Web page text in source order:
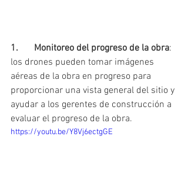
1.	Monitoreo del progreso de la obra:
los drones pueden tomar imágenes
aéreas de la obra en progreso para
proporcionar una vista general del sitio y
ayudar a los gerentes de construcción a
evaluar el progreso de la obra.
https://youtu.be/Y8Vj6ectgGE